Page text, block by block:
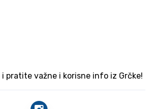
pratite važne i korisne info iz Grčke!